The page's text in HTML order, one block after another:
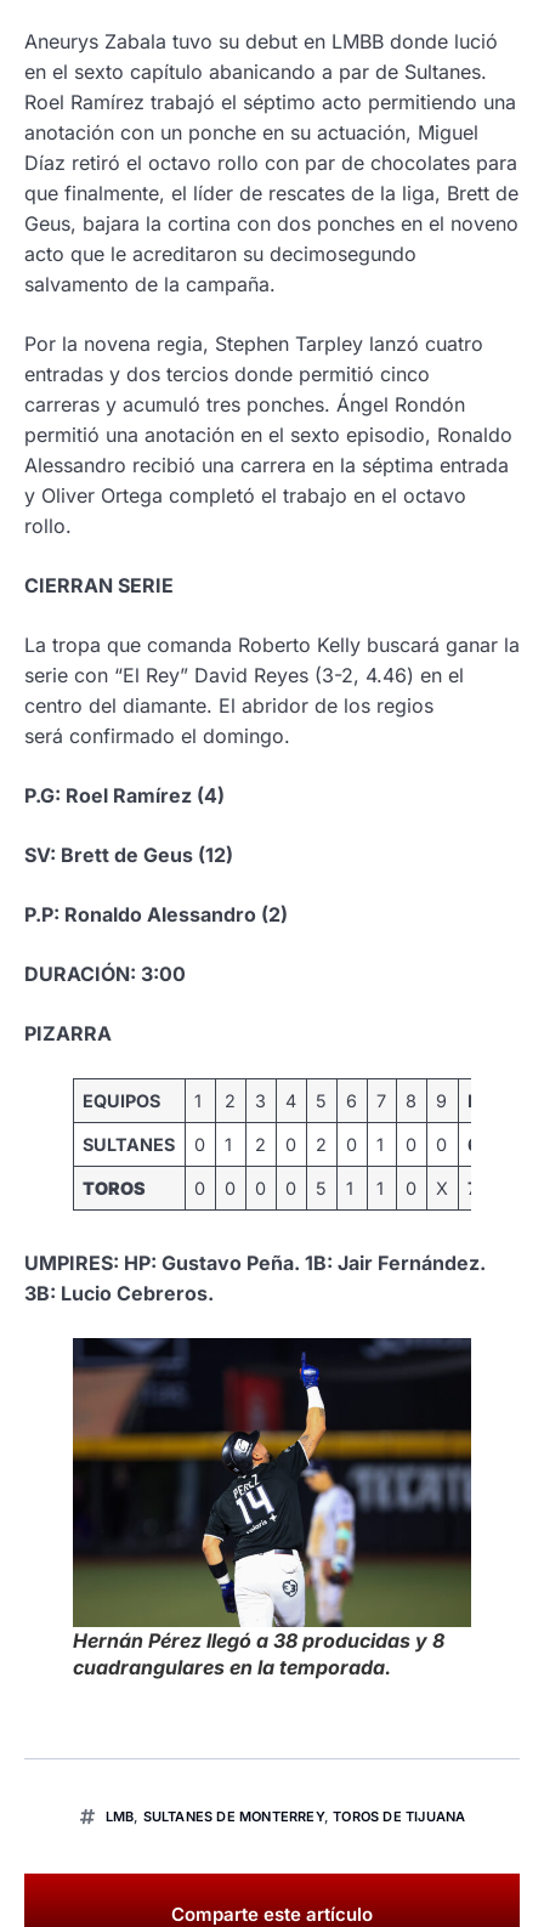
Aneurys Zabala tuvo su debut en LMBB donde lució
en el sexto capítulo abanicando a par de Sultanes.
Roel Ramírez trabajó el séptimo acto permitiendo una
anotación con un ponche en su actuación, Miguel
Díaz retiró el octavo rollo con par de chocolates para
que finalmente, el líder de rescates de la liga, Brett de
Geus, bajara la cortina con dos ponches en el noveno
acto que le acreditaron su decimosegundo
salvamento de la campaña.
Por la novena regia, Stephen Tarpley lanzó cuatro
entradas y dos tercios donde permitió cinco
carreras y acumuló tres ponches. Ángel Rondón
permitió una anotación en el sexto episodio, Ronaldo
Alessandro recibió una carrera en la séptima entrada
y Oliver Ortega completó el trabajo en el octavo
rollo.
CIERRAN SERIE
La tropa que comanda Roberto Kelly buscará ganar la
serie con “El Rey” David Reyes (3-2, 4.46) en el
centro del diamante. El abridor de los regios
será confirmado el domingo.
P.G: Roel Ramírez (4)
SV: Brett de Geus (12)
P.P: Ronaldo Alessandro (2)
DURACIÓN: 3:00
PIZARRA
EQUIPOS 1 2 3 4 5 6 7 8 9 R
SULTANES 0 1 2 0 2 0 1 0 0 6
TOROS 0 0 0 0 5 1 1 0 X 7
UMPIRES: HP: Gustavo Peña. 1B: Jair Fernández.
3B: Lucio Cebreros.
Hernán Pérez llegó a 38 producidas y 8
cuadrangulares en la temporada.
LMB SULTANES DE MONTERREY,TOROS DE TIJUANA
Comparte este artículo